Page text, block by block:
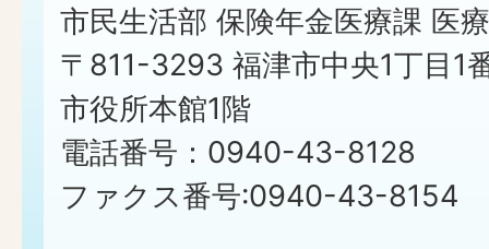
市民生活部 保険年金医療課 医
〒811-3293 福津市中央1丁目1
市役所本館1階
電話番号：0940-43-8128
ファクス番号:0940-43-8154